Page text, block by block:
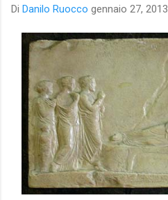
Di Danilo Ruocco gennaio 27, 2013